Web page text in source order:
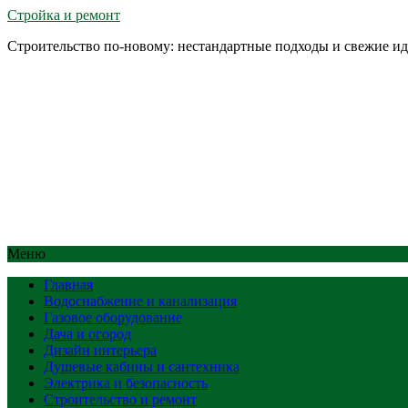
Стройка и ремонт
Строительство по-новому: нестандартные подходы и свежие
Меню
Главная
Водоснабжение и канализация
Газовое оборудование
Дача и огород
Дизайн интерьера
Душевые кабины и сантехника
Электрика и безопасность
Строительство и ремонт